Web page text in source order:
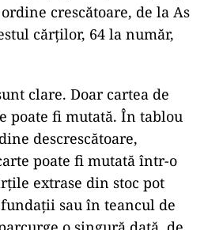
crescătoare, de la As
cărților, 64 la număr,
clare. Doar cartea de
poate fi mutată. În tablou
descrescătoare,
poate fi mutată într-o
extrase din stoc pot
sau în teancul de